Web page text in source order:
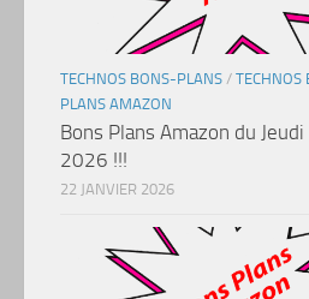
TECHNOS BONS-PLANS / TECHNOS
PLANS AMAZON
Bons Plans Amazon du
2026 !!!
22 JANVIER 2026